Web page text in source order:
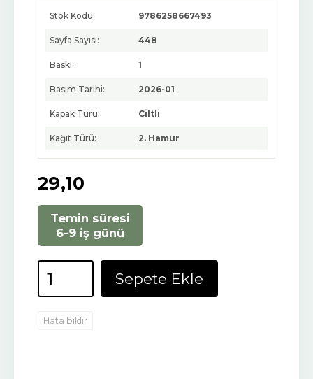
Stok Kodu: 9786258667493
Sayfa Sayısı: 448
Baskı: 1
Basım Tarihi: 2026-01
Kapak Türü: Ciltli
Kağıt Türü: 2. Hamur
29,10
Temin süresi
6-9 iş günü
Sepete Ekle
Hata bildir